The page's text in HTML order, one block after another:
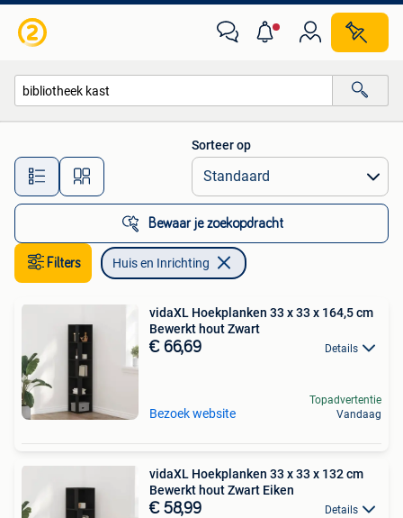
Alle afstanden…
Sorteer op
Bewaar je zoekopdracht
Filters Huis en Inrichting
vidaXL Hoekplanken 33 x 33 x 164,5 cm
Bewerkt hout Zwart
€ 66,69 Details
Bezoek website
Topadvertentie
Vandaag
vidaXL Hoekplanken 33 x 33 x 132 cm
Bewerkt hout Zwart Eiken
€ 58,99 Details